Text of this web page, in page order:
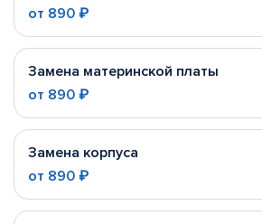
от 890 ₽
Замена материнской платы
от 890 ₽
Замена корпуса
от 890 ₽